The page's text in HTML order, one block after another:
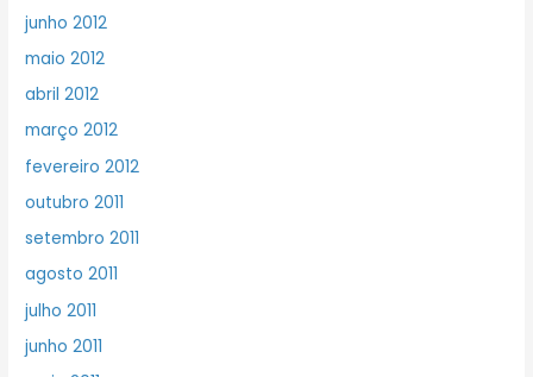
junho 2012
maio 2012
abril 2012
março 2012
fevereiro 2012
outubro 2011
setembro 2011
agosto 2011
julho 2011
junho 2011